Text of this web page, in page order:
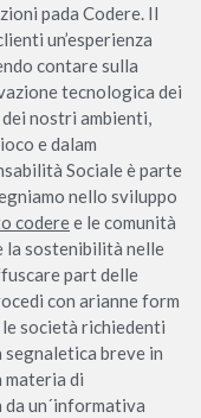
pada Codere. Il
un’esperienza
contare sulla
tecnologica dei
nostri ambienti,
e dalam
Sociale è parte
nello sviluppo
coderee le comunità
la sostenibilità nelle
part delle
con arianne form
società richiedenti
breve in
di
un´informativa